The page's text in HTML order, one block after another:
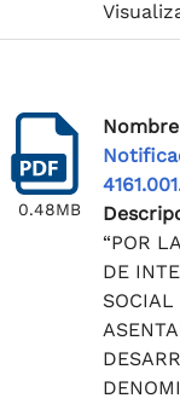
0.48MB
Nombre
“POR
DE
SOCIAL